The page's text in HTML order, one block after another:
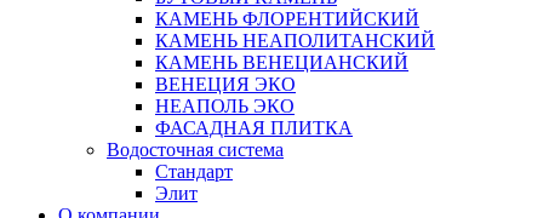
КАМЕНЬ ФЛОРЕНТИЙСКИЙ
КАМЕНЬ НЕАПОЛИТАНСКИЙ
КАМЕНЬ ВЕНЕЦИАНСКИЙ
ВЕНЕЦИЯ ЭКО
НЕАПОЛЬ ЭКО
ФАСАДНАЯ ПЛИТКА
Водосточная система
Стандарт
Элит